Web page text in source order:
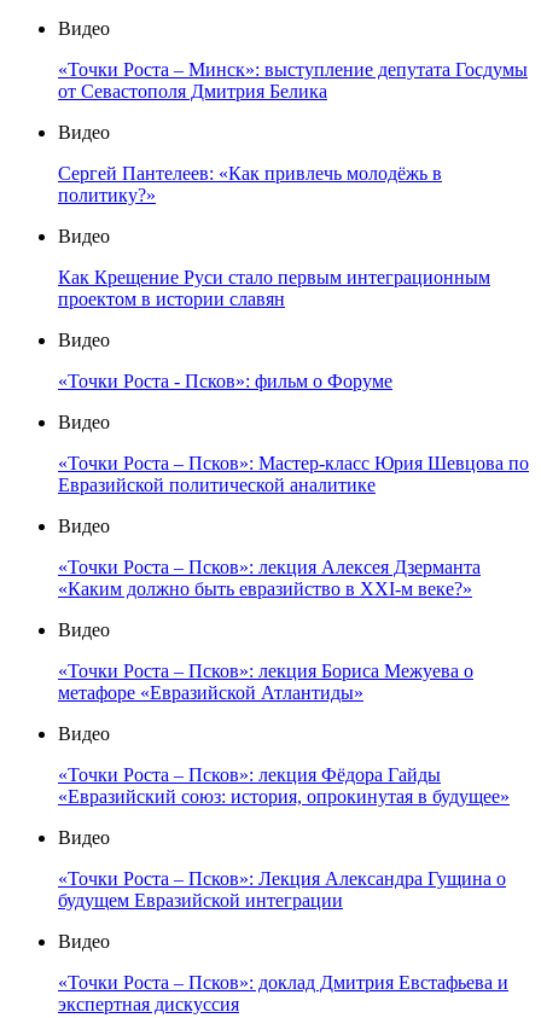
Видео
«Точки Роста – Минск»: выступление депутата Госдумы
от Севастополя Дмитрия Белика
Видео
Сергей Пантелеев: «Как привлечь молодёжь в
политику?»
Видео
Как Крещение Руси стало первым интеграционным
проектом в истории славян
Видео
«Точки Роста - Псков»: фильм о Форуме
Видео
«Точки Роста – Псков»: Мастер-класс Юрия Шевцова по
Евразийской политической аналитике
Видео
«Точки Роста – Псков»: лекция Алексея Дзерманта
«Каким должно быть евразийство в XXI-м веке?»
Видео
«Точки Роста – Псков»: лекция Бориса Межуева о
метафоре «Евразийской Атлантиды»
Видео
«Точки Роста – Псков»: лекция Фёдора Гайды
«Евразийский союз: история, опрокинутая в будущее»
Видео
«Точки Роста – Псков»: Лекция Александра Гущина о
будущем Евразийской интеграции
Видео
«Точки Роста – Псков»: доклад Дмитрия Евстафьева и
экспертная дискуссия